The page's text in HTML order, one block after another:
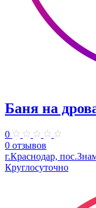
Баня на
0
0 отзывов
г.Краснодар,
Круглосуточно